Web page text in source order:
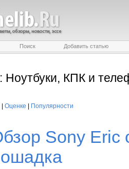
Поиск Добавить статью
Ноутбуки, КПК и
Оценке Популярности
Sony Eric